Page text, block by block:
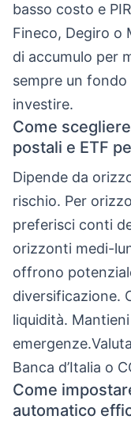
basso costo e
Fineco, Degiro o
di accumulo per
sempre un
investire.
Come
postali e ETF
Dipende da
rischio. Per
preferisci conti
orizzonti medi-
offrono
diversificazione.
liquidità.
Banca d’Italia o
Come
automatico